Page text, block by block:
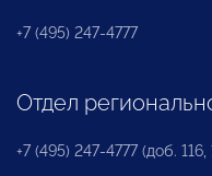
+7 (495) 247-4777
Отдел
+7 (495) 247-4777 (доб. 116,